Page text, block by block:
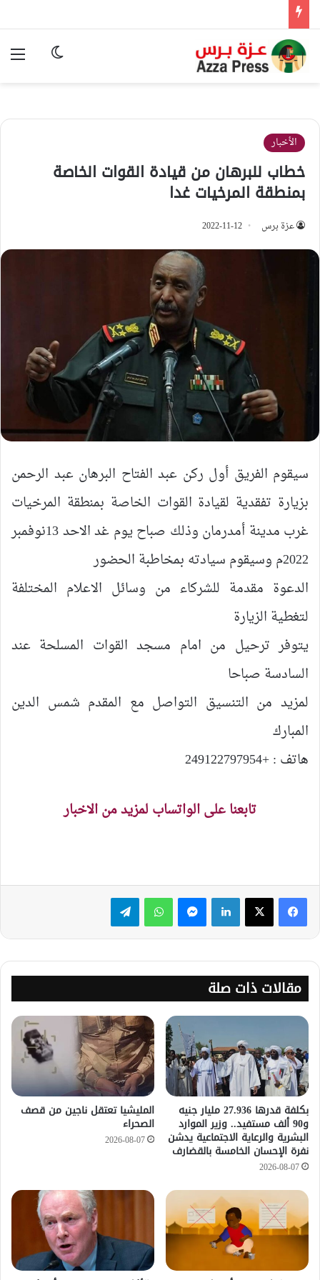
الوضع
الأخبار
خطاب للبرهان من قيادة القوات الخاصة
بمنطقة المرخيات غدا
عزة برس 2022-11-12
سيقوم الفريق أول ركن عبد الفتاح البرهان عبد الرحمن
بزيارة تفقدية لقيادة القوات الخاصة بمنطقة المرخيات
غرب مدينة أمدرمان وذلك صباح يوم غد الاحد 13نوفمبر
2022م وسيقوم سيادته بمخاطبة الحضور
الدعوة مقدمة للشركاء من وسائل الاعلام المختلفة
لتغطية الزيارة
يتوفر ترحيل من امام مسجد القوات المسلحة عند
السادسة صباحا
لمزيد من التنسيق التواصل مع المقدم شمس الدين
المبارك
هاتف : +249122797954
تابعنا على الواتساب لمزيد من الاخبار
لينكدإن ماسنجر واتساب تيلقرام
مقالات ذات صلة
​بكلفة قدرها 27.936 مليار جنيه
و90 ألف مستفيد.. وزير الموارد
البشرية والرعاية الاجتماعية يدشن
نفرة الإحسان الخامسة بالقضارف
2026-08-07
المليشيا تعتقل ناجين من قصف
الصحراء
2026-08-07